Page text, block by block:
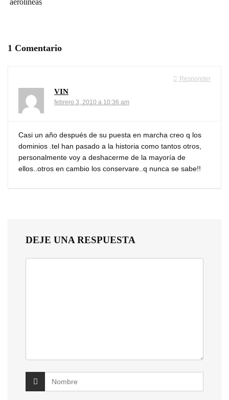
aerolíneas
1 Comentario
Responder
VIN
febrero 3, 2010 a 10:36 am
Casi un año después de su puesta en marcha creo q los
dominios .tel han pasado a la historia como tantos otros,
personalmente voy a deshacerme de la mayoría de
ellos..otros en cambio los conservare..q nunca se sabe!!
DEJE UNA RESPUESTA